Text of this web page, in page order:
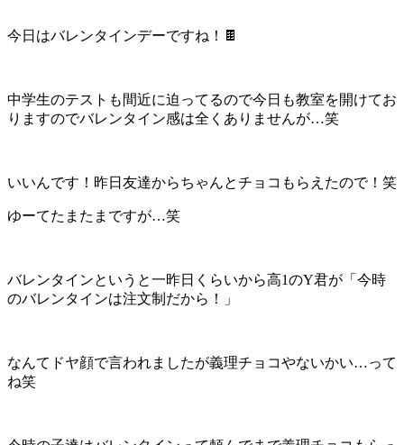
今日はバレンタインデーですね！🍫
中学生のテストも間近に迫ってるので今日も教室を開けてお
りますのでバレンタイン感は全くありませんが…笑
いいんです！昨日友達からちゃんとチョコもらえたので！笑
ゆーてたまたまですが…笑
バレンタインというと一昨日くらいから高1のY君が「今時
のバレンタインは注文制だから！」
なんてドヤ顔で言われましたが義理チョコやないかい…って
ね笑